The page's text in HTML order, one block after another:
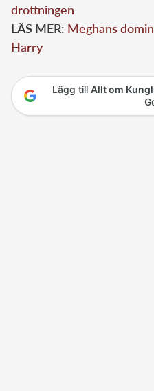
drottningen
LÄS MER: Meghans
Harry
Lägg till Allt om